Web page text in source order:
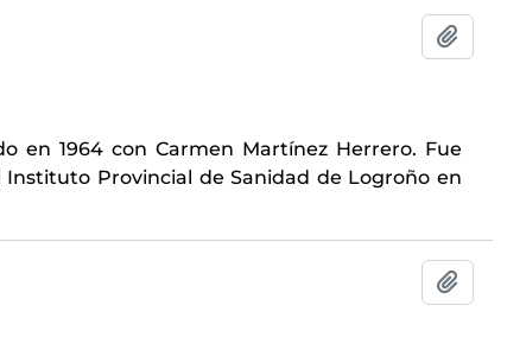
en 1964 con Carmen Martínez Herrero. Fue
Provincial de Sanidad de Logroño en